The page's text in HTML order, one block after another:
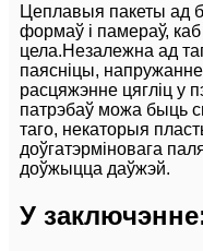
Цеплавыя пакеты ад
формаў і памераў,
цела.Незалежна ад
паясніцы,
расцяжэнне цягліц у
патрэбаў можа быць
таго, некаторыя
доўгатэрміновага
доўжыцца даўжэй.
У